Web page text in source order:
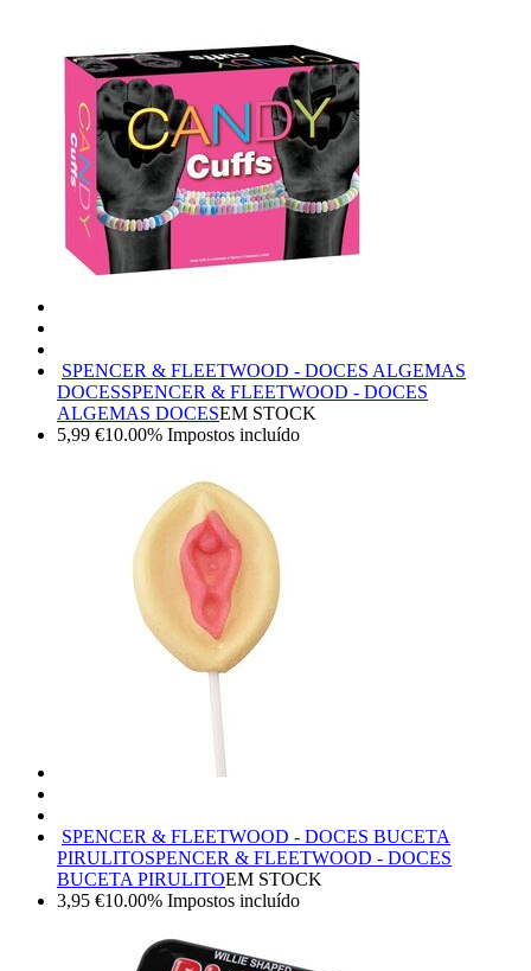
SPENCER & FLEETWOOD - DOCES ALGEMAS
DOCESSPENCER & FLEETWOOD - DOCES
ALGEMAS DOCESEM STOCK
5,99 €10.00% Impostos incluído
SPENCER & FLEETWOOD - DOCES BUCETA
PIRULITOSPENCER & FLEETWOOD - DOCES
BUCETA PIRULITOEM STOCK
3,95 €10.00% Impostos incluído